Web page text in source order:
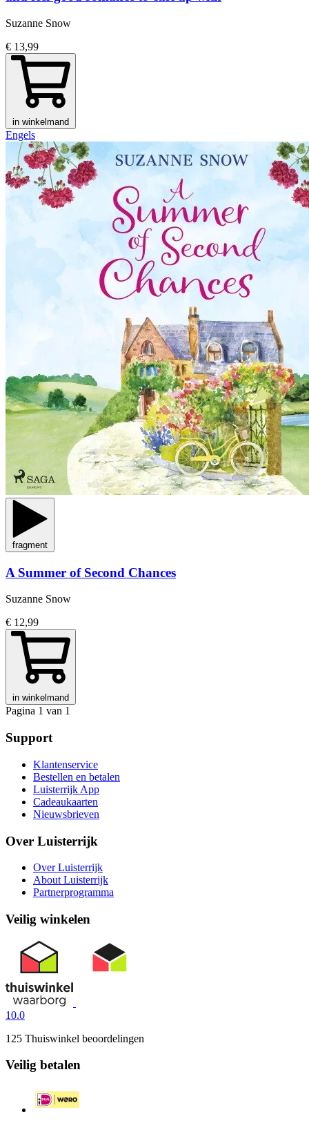
Suzanne Snow
€ 13,99
in winkelmand
Engels
fragment
A Summer of Second Chances
Suzanne Snow
€ 12,99
in winkelmand
Pagina 1 van 1
Support
Klantenservice
Bestellen en betalen
Luisterrijk App
Cadeaukaarten
Nieuwsbrieven
Over Luisterrijk
Over Luisterrijk
About Luisterrijk
Partnerprogramma
Veilig winkelen
10.0
125 Thuiswinkel beoordelingen
Veilig betalen